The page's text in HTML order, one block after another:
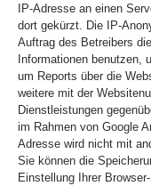
IP-Adresse an einen
dort gekürzt. Die IP-
Auftrag des Betreibers
Informationen benutzen,
um Reports über die
weitere mit der
Dienstleistungen
im Rahmen von Google
Adresse wird nicht mit
Sie können die
Einstellung Ihrer